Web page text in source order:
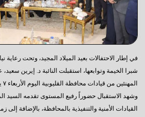
في إطار الاحتفالات بعيد الميلاد المجيد، وتحت رعاية
شبرا الخيمة وتوابعها، استقبلت النائبة د. إيرين
المهنئين من قيادات محافظة القليوبية اليوم الأربعاء ٧ يناير ٢٠٢٦.
وشهد الاستقبال حضوراً رفيع المستوى تقدمه السيد
القيادات الأمنية والتنفيذية بالمحافظة، بالإضافة